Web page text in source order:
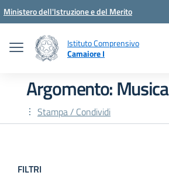
Vai ai contenuti
Vai al menu di navigazione
Vai al footer
Ministero dell'Istruzione e del Merito
Istituto Comprensivo
Camaiore I
Argomento: Musica
Stampa / Condividi
FILTRI